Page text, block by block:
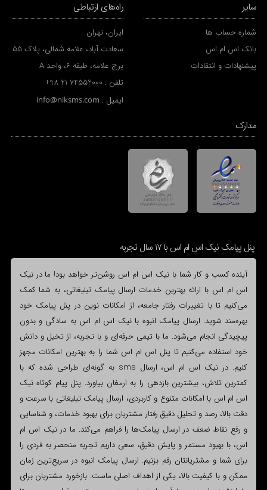
سایر
شماره حساب ها
بانک اس ام اس
پیشنهادات و انتقادات
راه‌های ارتباطی
ایران، تهران
سعادت آباد، علامه شمالی، پلاک 55
برج علامه، طبقه 6، واحد A
تلفن : +98 21 74552000
ایمیل : info@niksms.com
مدارک
پنل پیامک نیک اس ام اس با 17 سال تجربه
آینده کسب و کار شما با نیک اس ام اس روشن‌تر خواهد بود! ما در نیک
اس ام اس با ارائه بهترین خدمات ارسال پیامک تبلیغاتی، به شما کمک
می‌کنیم تا با تغییرات رفتار جامعه، از امکانات نوین در پنل پیامک خود
بهره‌مند شوید. ارسال پیامک انبوه با نیک اس ام اس به سادگی و بدون
پیچیدگی انجام می‌شود. ما با تیمی حرفه‌ای و با تجربه، از تخیل و دانش
خود استفاده می‌کنیم تا پنل اس ام اس شما را به بهترین امکانات مجهز
کنیم. در نیک اس ام اس، ارسال sms به گونه‌ای طراحی شده که با
کمترین تلاش، بیشترین بازدهی را به ارمغان بیاورد. پنل پیام کوتاه نیک
اس ام اس با امکانات متنوع و کاربردی، ارسال پیامک تبلیغاتی با سرعت و
دقت بالا، رصد و تحلیل دقیق رفتار مشتریان برای بهبود خدمات، و شناسایی
و رفع نقاط ضعف در ارسال پیامک‌ها را فراهم می‌کند. ما در نیک اس ام
اس، با بهبود مستمر و پایش دقیق، سعی داریم تجربه منحصر به فردی را
برای شما و مشتریانتان رقم بزنیم. ارسال پیامک انبوه در سریع‌ترین زمان
ممکن و با کیفیت بالا، یکی از اهداف اصلی ماست. بازخورد مشتریان برای